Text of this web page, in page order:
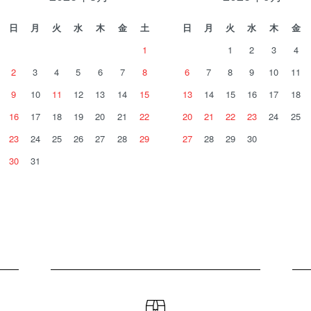
日 月 火 水 木 金
土
1
2
3 4 5 6 7
8
9
10 11 12 13 14
15
16
17 18 19 20 21
22
23
24 25 26 27 28
29
30
31
日 月 火 水 木 金
1
2 3 4
6
7 8 9 10 11
13
14 15 16 17 18
20
21 22 23 24 25
27
28 29 30